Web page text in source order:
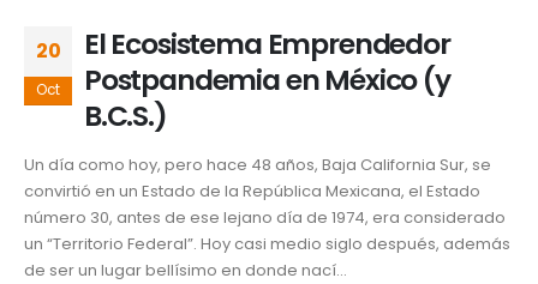
20
Oct
El Ecosistema Emprendedor
Postpandemia en México (y
B.C.S.)
Un día como hoy, pero hace 48 años, Baja California Sur, se
convirtió en un Estado de la República Mexicana, el Estado
número 30, antes de ese lejano día de 1974, era considerado
un “Territorio Federal”. Hoy casi medio siglo después, además
de ser un lugar bellísimo en donde nací...